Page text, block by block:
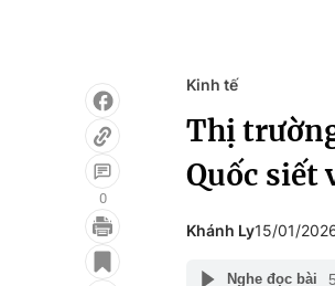
0
Kinh tế
Thị
Quốc siết
Khánh Ly15/01/
Nghe đọc bài